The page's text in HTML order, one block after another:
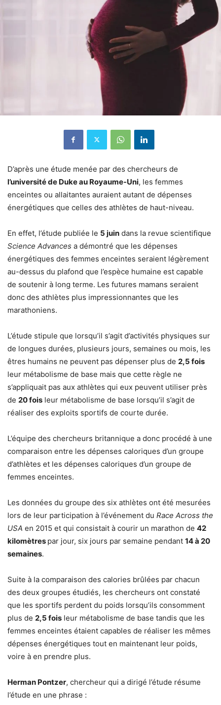
D’après une étude menée par des chercheurs de
l’université de Duke au Royaume-Uni, les femmes
enceintes ou allaitantes auraient autant de dépenses
énergétiques que celles des athlètes de haut-niveau.
En effet, l’étude publiée le 5 juin dans la revue scientifique
Science Advances a démontré que les dépenses
énergétiques des femmes enceintes seraient légèrement
au-dessus du plafond que l’espèce humaine est capable
de soutenir à long terme. Les futures mamans seraient
donc des athlètes plus impressionnantes que les
marathoniens.
L’étude stipule que lorsqu’il s’agit d’activités physiques sur
de longues durées, plusieurs jours, semaines ou mois, les
êtres humains ne peuvent pas dépenser plus de 2,5 fois
leur métabolisme de base mais que cette règle ne
s’appliquait pas aux athlètes qui eux peuvent utiliser près
de 20 fois leur métabolisme de base lorsqu’il s’agit de
réaliser des exploits sportifs de courte durée.
L’équipe des chercheurs britannique a donc procédé à une
comparaison entre les dépenses caloriques d’un groupe
d’athlètes et les dépenses caloriques d’un groupe de
femmes enceintes.
Les données du groupe des six athlètes ont été mesurées
lors de leur participation à l’événement du Race Across the
USA en 2015 et qui consistait à courir un marathon de 42
kilomètres par jour, six jours par semaine pendant 14 à 20
semaines.
Suite à la comparaison des calories brûlées par chacun
des deux groupes étudiés, les chercheurs ont constaté
que les sportifs perdent du poids lorsqu’ils consomment
plus de 2,5 fois leur métabolisme de base tandis que les
femmes enceintes étaient capables de réaliser les mêmes
dépenses énergétiques tout en maintenant leur poids,
voire à en prendre plus.
Herman Pontzer, chercheur qui a dirigé l’étude résume
l’étude en une phrase :